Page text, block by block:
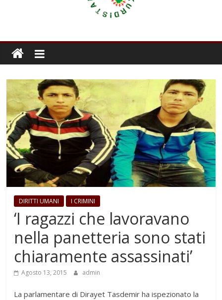
DIRITTI UMANI I CRIMINI
‘I ragazzi che lavoravano
nella panetteria sono stati
chiaramente assassinati’
Agosto 13, 2015 admin
La parlamentare di Dirayet Tasdemir ha ispezionato la